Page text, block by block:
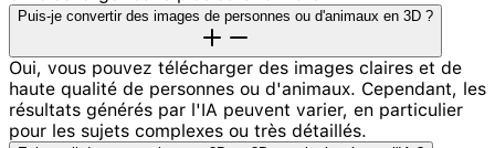
Puis-je convertir des images de personnes ou d'animaux en 3D ?
Oui, vous pouvez télécharger des images claires et de
haute qualité de personnes ou d'animaux. Cependant, les
résultats générés par l'IA peuvent varier, en particulier
pour les sujets complexes ou très détaillés.